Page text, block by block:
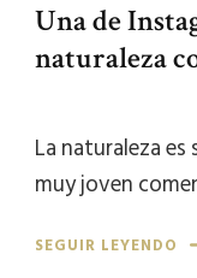
Una de
naturaleza
La naturaleza
muy joven
SEGUIR LEYENDO